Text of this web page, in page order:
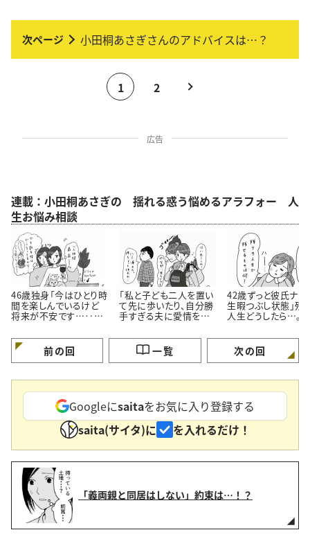
小田桐あさぎさんのアドバイスは…？
1 2
連載：小田桐あさぎの 揺れる惑う悩めるアラフォー 人
生お悩み相談
46歳独身「今はひとり時
間を楽しんでいるけど
将来が不安です…‥。」
ォー人生お悩み相談
「私と子ども二人を置い
て先に歩いたり、自分勝
手すぎる夫に愛情をも
さぎのアラフォー人生お
悩み相談
42歳ずっと彼氏ナシ
生暇つぶし状態」残
人生どうしたら…。#
人生お悩み相談
前の回 一覧 次の回
Googleにsaitaをお気に入り登録する
saita(サイタ)に
を入れるだけ！
「義両親と同居はしない」約束は…！？
広告